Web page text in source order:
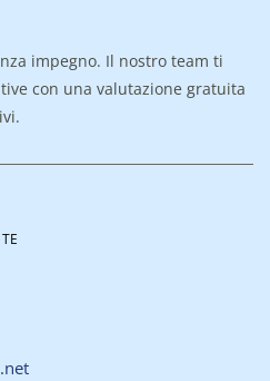
impegno. Il nostro team ti
con una valutazione gratuita